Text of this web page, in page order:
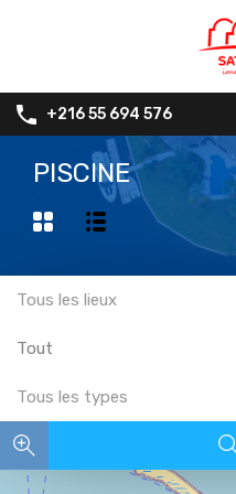
+216 55 694 576
PISCINE
Tous les lieux
Tout
Tous les types